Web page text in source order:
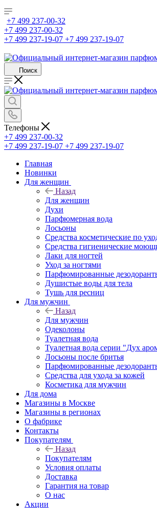
+7 499 237-00-32
+7 499 237-00-32
+7 499 237-19-07 +7 499 237-19-07
Поиск
Телефоны
+7 499 237-00-32
+7 499 237-19-07 +7 499 237-19-07
Главная
Новинки
Для женщин
Назад
Для женщин
Духи
Парфюмерная вода
Лосьоны
Средства косметические по
Средства гигиенические
Лаки для ногтей
Уход за ногтями
Парфюмированные
Душистые воды для тела
Тушь для ресниц
Для мужчин
Назад
Для мужчин
Одеколоны
Туалетная вода
Туалетная вода серии "Дух
Лосьоны после бритья
Парфюмированные
Средства для ухода за кожей
Косметика для мужчин
Для дома
Магазины в Москве
Магазины в регионах
О фабрике
Контакты
Покупателям
Назад
Покупателям
Условия оплаты
Доставка
Гарантия на товар
О нас
Акции